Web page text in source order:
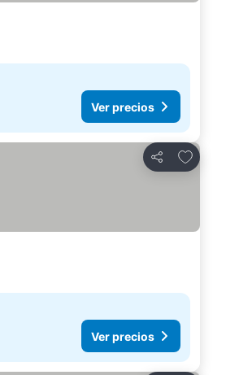
Ver precios
Compartir
Agregar a
Ver precios